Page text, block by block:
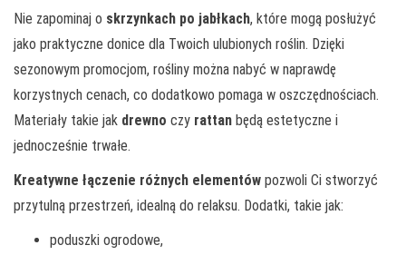
Nie zapominaj o skrzynkach po jabłkach, które mogą posłużyć
jako praktyczne donice dla Twoich ulubionych roślin. Dzięki
sezonowym promocjom, rośliny można nabyć w naprawdę
korzystnych cenach, co dodatkowo pomaga w oszczędnościach.
Materiały takie jak drewno czy rattan będą estetyczne i
jednocześnie trwałe.
Kreatywne łączenie różnych elementów pozwoli Ci stworzyć
przytulną przestrzeń, idealną do relaksu. Dodatki, takie jak:
poduszki ogrodowe,